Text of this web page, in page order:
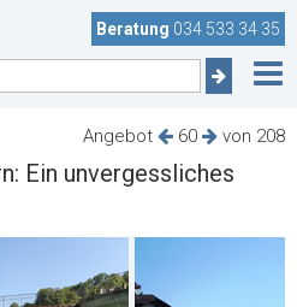
Beratung 034 533 34 35
Angebot 60 von 208
Ein unvergessliches